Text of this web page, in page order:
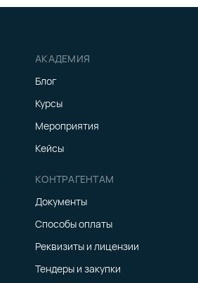
АКАДЕМИЯ
Блог
Курсы
Мероприятия
Кейсы
КОНТРАГЕНТАМ
Документы
Способы оплаты
Реквизиты и лицензии
Тендеры и закупки